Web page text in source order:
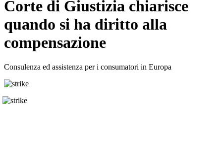
Corte di Giustizia chiarisce
quando si ha diritto alla
compensazione
Consulenza ed assistenza per i consumatori in Europa